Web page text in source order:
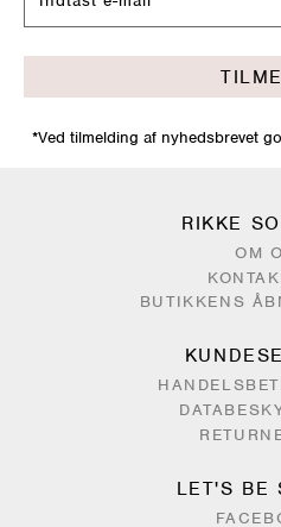
*Ved tilmelding af nyhedsbrevet
RIKKE
OM
BUTIKKENS
LET'S BE